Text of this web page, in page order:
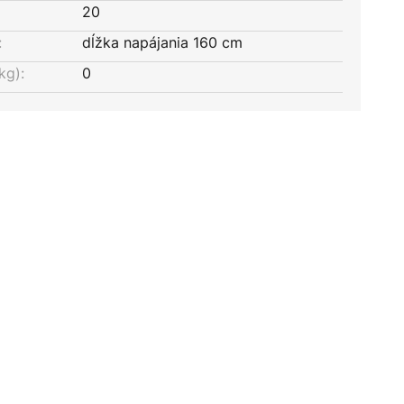
20
dĺžka napájania 160 cm
0